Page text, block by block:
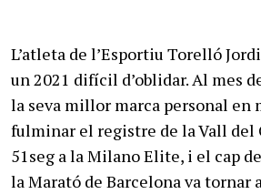
L’atleta de l’Esportiu Torelló
un 2021 difícil d’oblidar. Al mes
la seva millor marca personal en
fulminar el registre de la Vall del
51seg a la Milano Elite, i el cap
la Marató de Barcelona va tornar